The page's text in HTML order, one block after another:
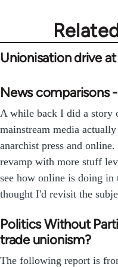
Unionisation drive
News comparisons
A while back I did a story
mainstream media
anarchist press and
revamp with more stuff
see how online is doing
thought I'd revisit the
Politics Without
trade unionism?
The following report is